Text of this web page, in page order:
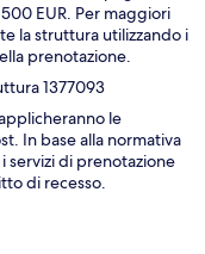
EUR. Per maggiori
la struttura utilizzando i
prenotazione.
1377093
le
In base alla normativa
servizi di prenotazione
di recesso.